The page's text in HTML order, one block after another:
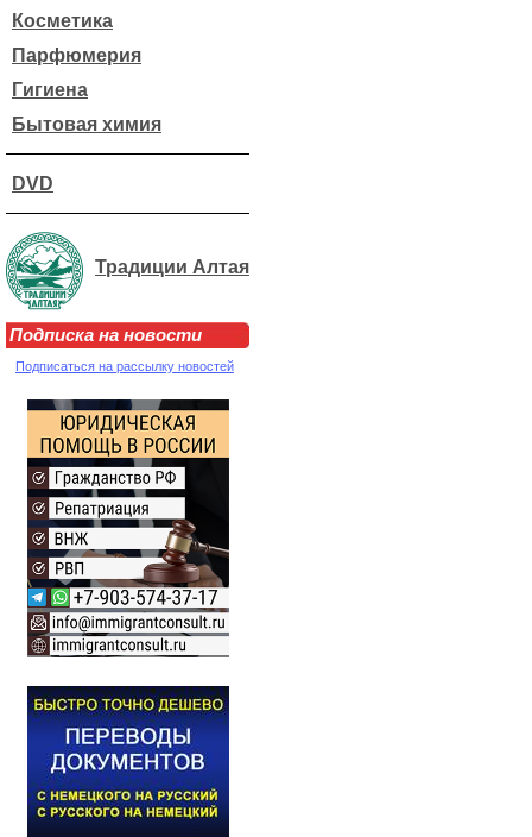
Косметика
Парфюмерия
Гигиена
Бытовая химия
DVD
Традиции Алтая
Подписка на новости
Подписаться на рассылку новостей